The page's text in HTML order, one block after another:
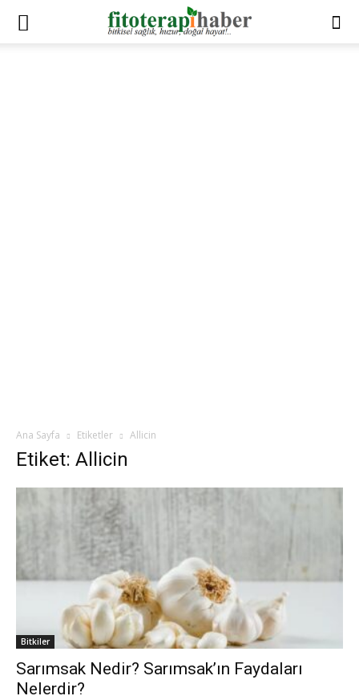
Ana Sayfa Etiketler Allicin
Etiket: Allicin
Bitkiler
Sarımsak Nedir? Sarımsak’ın Faydaları
Nelerdir?